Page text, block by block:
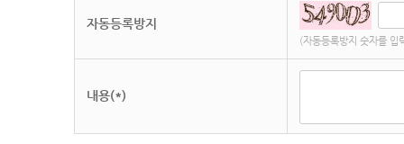
자동등록방지
(자동등록방지 숫자를 입
내용(*)